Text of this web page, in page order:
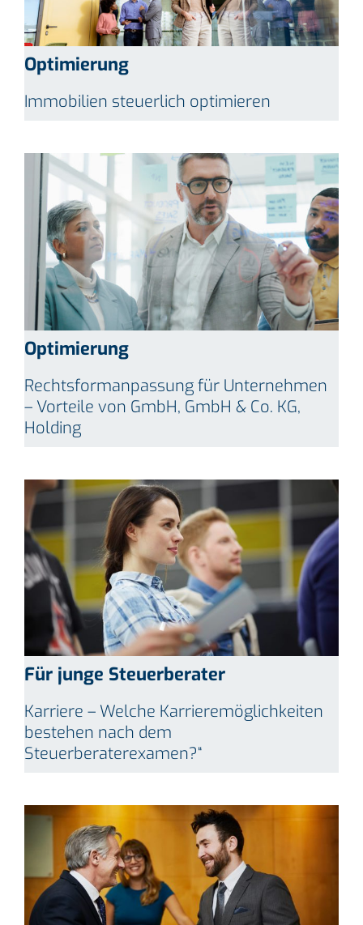
Optimierung
Immobilien steuerlich optimieren
Optimierung
Rechtsformanpassung für Unternehmen
– Vorteile von GmbH, GmbH & Co. KG,
Holding
Für junge Steuerberater
Karriere – Welche Karrieremöglichkeiten
bestehen nach dem
Steuerberaterexamen?“